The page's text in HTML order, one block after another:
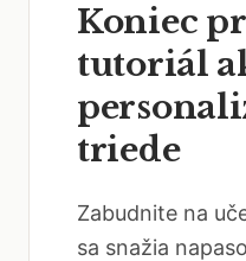
Koniec
tutoriál
triede
Zabudnite na
sa snažia